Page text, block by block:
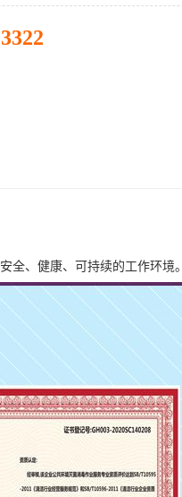
全、健康、可持续的工作环境。